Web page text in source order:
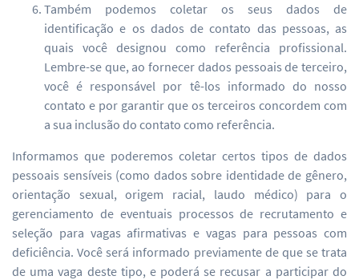
Também podemos coletar os seus dados de
identificação e os dados de contato das pessoas, as
quais você designou como referência profissional.
Lembre-se que, ao fornecer dados pessoais de terceiro,
você é responsável por tê-los informado do nosso
contato e por garantir que os terceiros concordem com
a sua inclusão do contato como referência.
Informamos que poderemos coletar certos tipos de dados
pessoais sensíveis (como dados sobre identidade de gênero,
orientação sexual, origem racial, laudo médico) para o
gerenciamento de eventuais processos de recrutamento e
seleção para vagas afirmativas e vagas para pessoas com
deficiência. Você será informado previamente de que se trata
de uma vaga deste tipo, e poderá se recusar a participar do